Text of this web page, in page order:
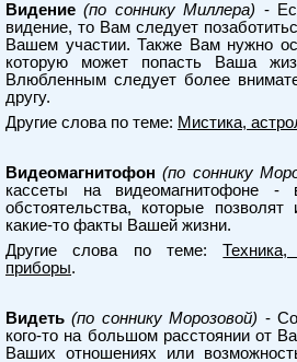
Видение (по соннику Миллера) -
видение, то Вам следует
Вашем участии. Также Вам нужно
которую может попасть Ваша
Влюбленным следует более
другу.
Другие слова по теме: Мистика,
Видеомагнитофон (по соннику
кассеты на видеомагнитофоне -
обстоятельства, которые
какие-то факты Вашей жизни.
Другие слова по теме:
приборы.
Видеть (по соннику Морозовой) -
кого-то на большом расстоянии от
Ваших отношениях или